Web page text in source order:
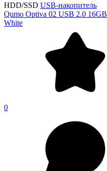
HDD/SSD USB-накопитель
Qumo Optiva 02 USB 2.0 16GB
White
0